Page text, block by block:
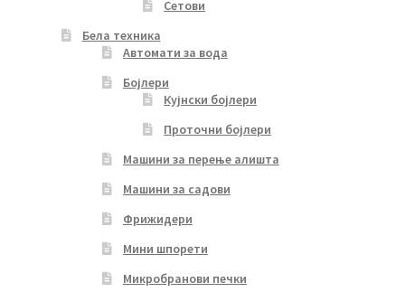
Сетови
Бела техника
Автомати за вода
Бојлери
Кујнски бојлери
Проточни бојлери
Машини за перење алишта
Машини за садови
Фрижидери
Мини шпорети
Микробранови печки